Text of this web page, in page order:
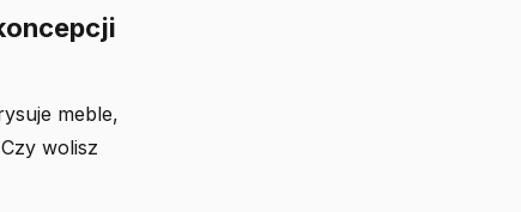
meble,
wolisz